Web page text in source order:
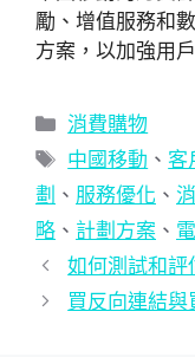
勵、增值服務和
方案，以加強用
分
類
消費購物
標
籤
中國移動 、 客
劃 、 服務優化 、
略 、 計劃方案 、
如何測試和評
買反向連結